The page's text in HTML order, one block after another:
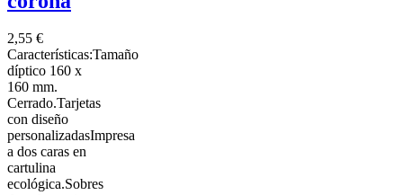
2,55 €
Características:Tamaño
díptico 160 x
160 mm.
Cerrado.Tarjetas
con diseño
personalizadasImpresa
a dos caras en
cartulina
ecológica.Sobres